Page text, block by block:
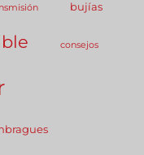
bujías
consejos